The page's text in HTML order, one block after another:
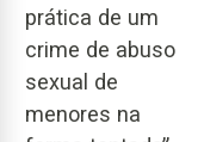
prática de um
crime de abuso
sexual de
menores na